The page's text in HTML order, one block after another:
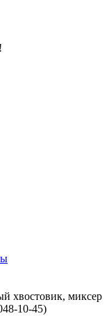
хвостовик, миксер
10-45)